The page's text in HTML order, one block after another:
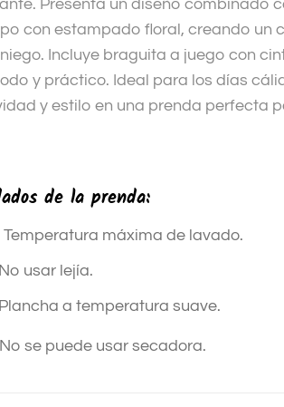
Presenta un diseño combinado
con estampado floral, creando un
Incluye braguita a juego con
y práctico. Ideal para los días
y estilo en una prenda perfecta
de la prenda:
Temperatura máxima de lavado.
No usar lejía.
Plancha a temperatura suave.
No se puede usar secadora.